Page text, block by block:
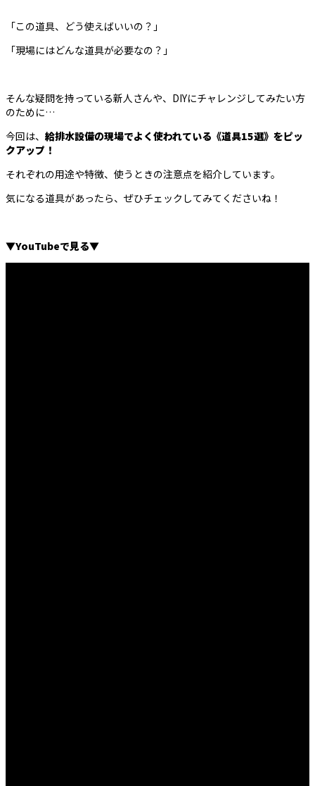
「この道具、どう使えばいいの？」
「現場にはどんな道具が必要なの？」
そんな疑問を持っている新人さんや、DIYにチャレンジしてみたい方
のために…
今回は、 給排水設備の現場でよく使われている《道具15選》をピッ
クアップ！
それぞれの用途や特徴、使うときの注意点を紹介しています。
気になる道具があったら、ぜひチェックしてみてくださいね！
▼YouTubeで見る▼